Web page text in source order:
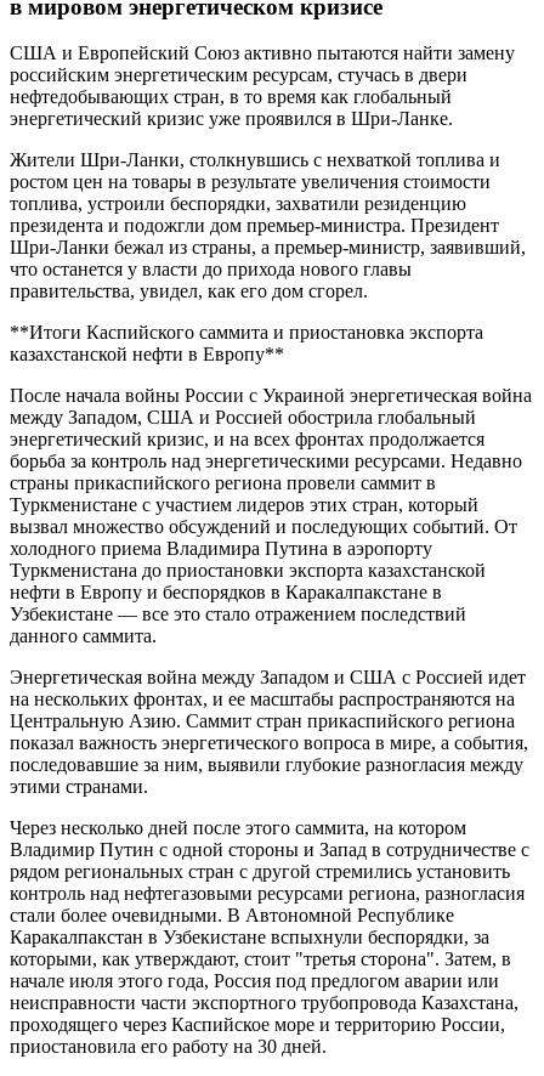
в мировом энергетическом кризисе
США и Европейский Союз активно пытаются найти замену
российским энергетическим ресурсам, стучась в двери
нефтедобывающих стран, в то время как глобальный
энергетический кризис уже проявился в Шри-Ланке.
Жители Шри-Ланки, столкнувшись с нехваткой топлива и
ростом цен на товары в результате увеличения стоимости
топлива, устроили беспорядки, захватили резиденцию
президента и подожгли дом премьер-министра. Президент
Шри-Ланки бежал из страны, а премьер-министр, заявивший,
что останется у власти до прихода нового главы
правительства, увидел, как его дом сгорел.
**Итоги Каспийского саммита и приостановка экспорта
казахстанской нефти в Европу**
После начала войны России с Украиной энергетическая война
между Западом, США и Россией обострила глобальный
энергетический кризис, и на всех фронтах продолжается
борьба за контроль над энергетическими ресурсами. Недавно
страны прикаспийского региона провели саммит в
Туркменистане с участием лидеров этих стран, который
вызвал множество обсуждений и последующих событий. От
холодного приема Владимира Путина в аэропорту
Туркменистана до приостановки экспорта казахстанской
нефти в Европу и беспорядков в Каракалпакстане в
Узбекистане — все это стало отражением последствий
данного саммита.
Энергетическая война между Западом и США с Россией идет
на нескольких фронтах, и ее масштабы распространяются на
Центральную Азию. Саммит стран прикаспийского региона
показал важность энергетического вопроса в мире, а события,
последовавшие за ним, выявили глубокие разногласия между
этими странами.
Через несколько дней после этого саммита, на котором
Владимир Путин с одной стороны и Запад в сотрудничестве с
рядом региональных стран с другой стремились установить
контроль над нефтегазовыми ресурсами региона, разногласия
стали более очевидными. В Автономной Республике
Каракалпакстан в Узбекистане вспыхнули беспорядки, за
которыми, как утверждают, стоит "третья сторона". Затем, в
начале июля этого года, Россия под предлогом аварии или
неисправности части экспортного трубопровода Казахстана,
проходящего через Каспийское море и территорию России,
приостановила его работу на 30 дней.